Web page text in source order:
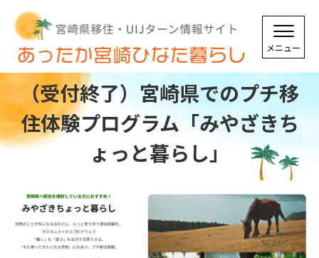
（受付終了）宮崎県でのプチ移
住体験プログラム「みやざきち
ょっと暮らし」